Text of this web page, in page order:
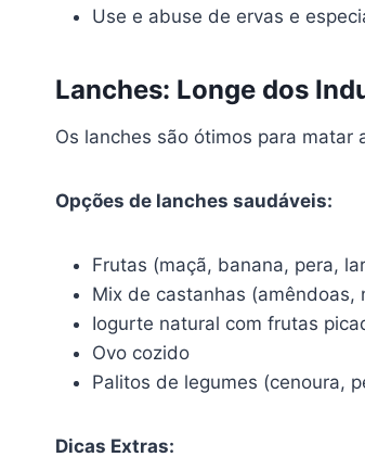
Use e abuse de ervas e
Lanches: Longe dos
Os lanches são ótimos para
Opções de lanches saudáveis:
Frutas (maçã, banana, pera,
Mix de castanhas (amêndoas,
Iogurte natural com frutas
Ovo cozido
Palitos de legumes (cenoura,
Dicas Extras: